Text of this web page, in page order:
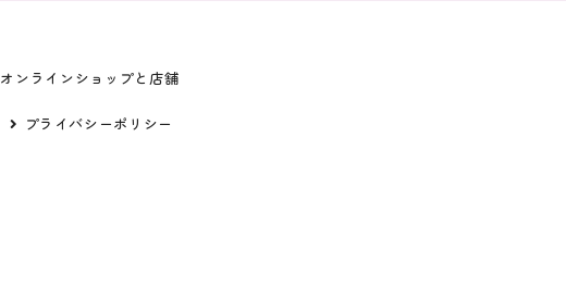
オンラインショップと店舗
プライバシーポリシー